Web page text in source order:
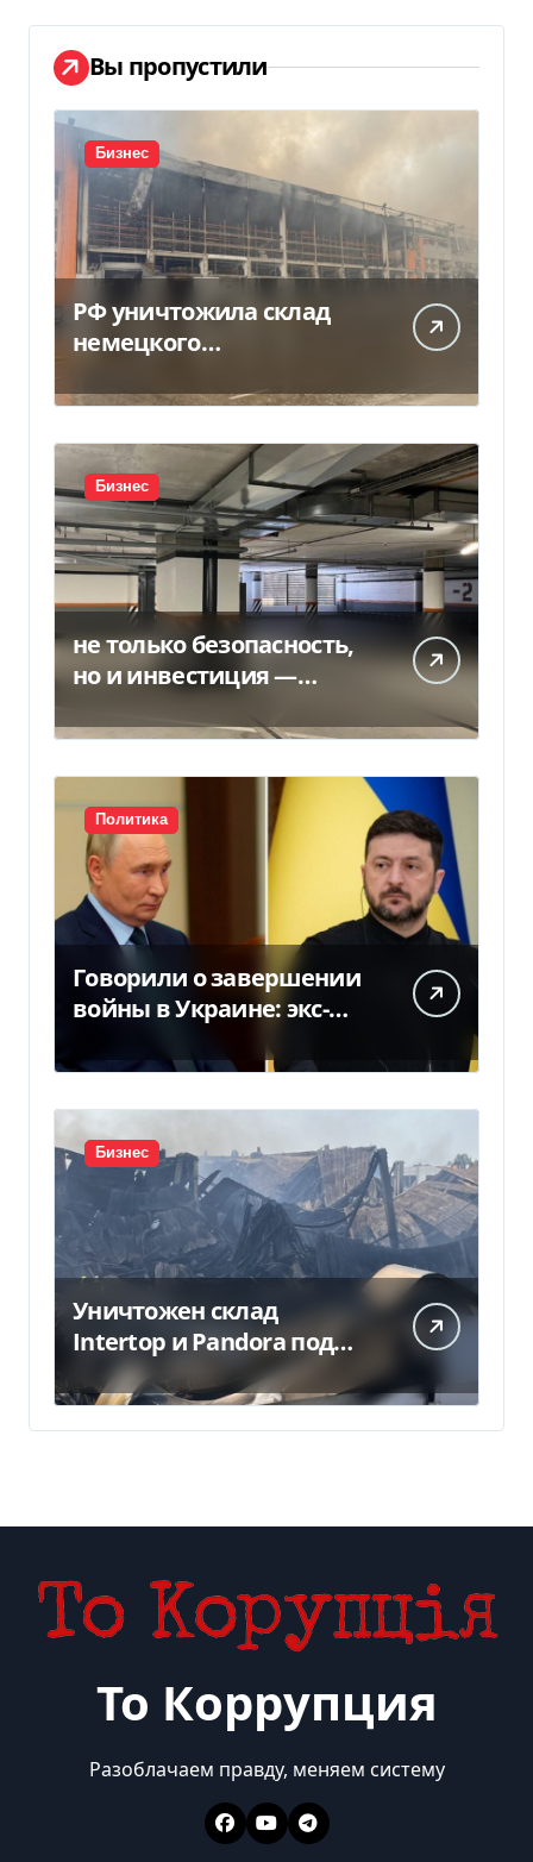
Вы пропустили
Бизнес
РФ уничтожила склад
немецкого
моторных масел и
смазочных масел
Бизнес
не только безопасность,
но и инвестиция —
Политика
Говорили о завершении
войны в Украине: экс-
провели тайные
переговоры, — СМИ
Бизнес
Уничтожен склад
Intertop и Pandora под
Киевом: что известно —
Delo.ua
То Коррупция
Разоблачаем правду, меняем систему